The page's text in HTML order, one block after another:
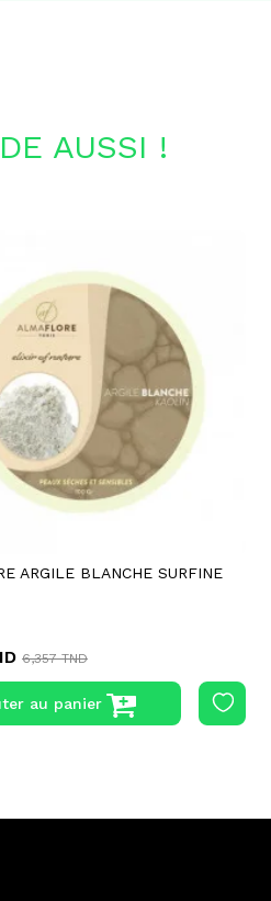
AUSSI !
ARGILE BLANCHE SURFINE
6,357 TND
au panier